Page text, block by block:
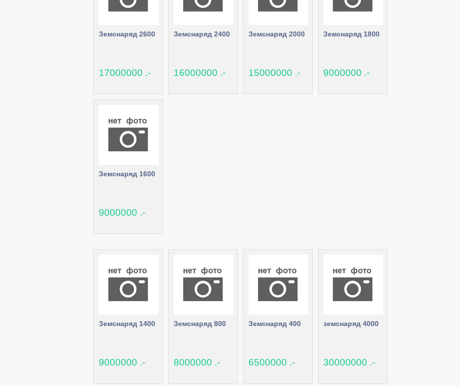
Земснаряд 2600
17000000 .-
Земснаряд 2400
16000000 .-
Земснаряд 2000
15000000 .-
Земснаряд 1800
9000000 .-
Земснаряд 1600
9000000 .-
Земснаряд 1400
9000000 .-
Земснаряд 800
8000000 .-
Земснаряд 400
6500000 .-
земснаряд 4000
30000000 .-